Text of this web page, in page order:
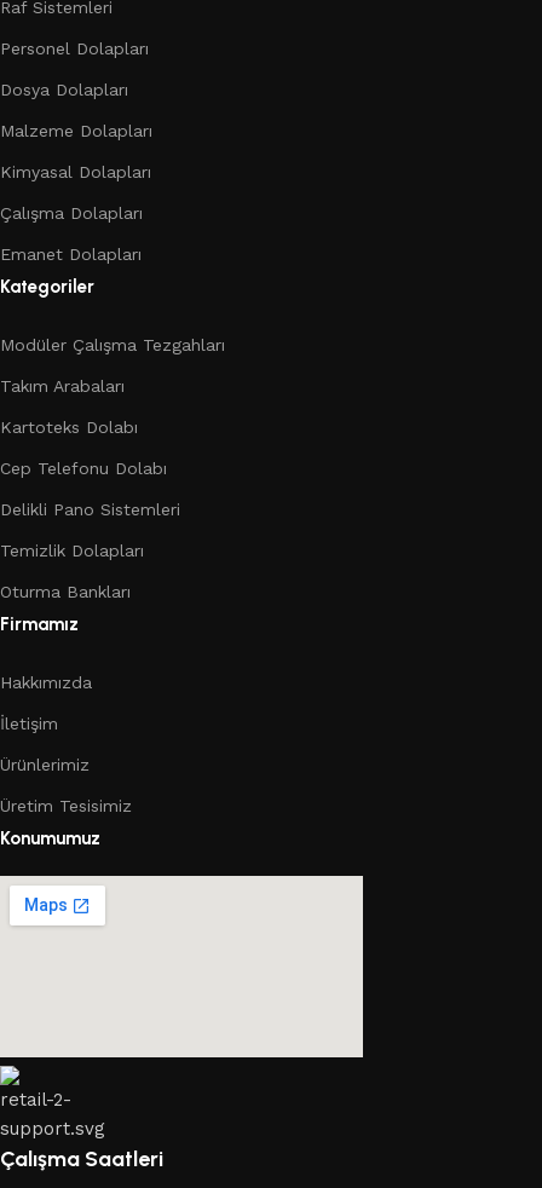
Raf Sistemleri
Personel Dolapları
Dosya Dolapları
Malzeme Dolapları
Kimyasal Dolapları
Çalışma Dolapları
Emanet Dolapları
Kategoriler
Modüler Çalışma Tezgahları
Takım Arabaları
Kartoteks Dolabı
Cep Telefonu Dolabı
Delikli Pano Sistemleri
Temizlik Dolapları
Oturma Bankları
Firmamız
Hakkımızda
İletişim
Ürünlerimiz
Üretim Tesisimiz
Konumumuz
Çalışma Saatleri